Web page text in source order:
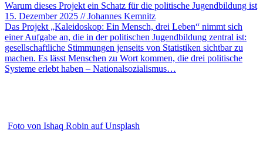
Warum dieses Projekt ein Schatz für die politische Jugendbildung ist
15. Dezember 2025 // Johannes Kemnitz
Das Projekt „Kaleidoskop: Ein Mensch, drei Leben“ nimmt sich
einer Aufgabe an, die in der politischen Jugendbildung zentral ist:
gesellschaftliche Stimmungen jenseits von Statistiken sichtbar zu
machen. Es lässt Menschen zu Wort kommen, die drei politische
Systeme erlebt haben – Nationalsozialismus…
Foto von Ishaq Robin auf Unsplash